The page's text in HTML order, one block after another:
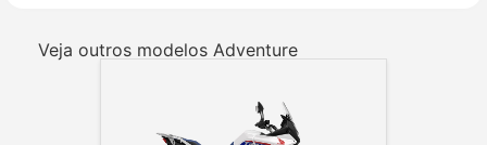
Veja outros modelos Adventure